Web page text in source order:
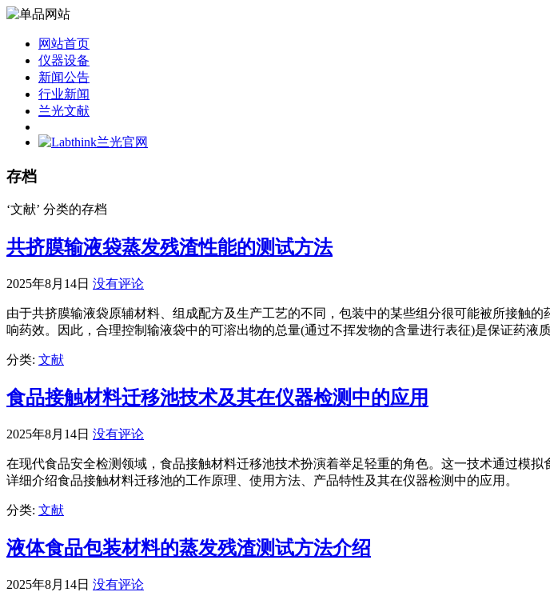
网站首页
仪器设备
新闻公告
行业新闻
兰光文献
存档
‘文献’ 分类的存档
共挤膜输液袋蒸发残渣性能的测试方法
2025年8月14日 没有评论
由于共挤膜输液袋原辅材料、组成配方及生产工艺的不同，包装中的某些组分很可能被所接触
响药效。因此，合理控制输液袋中的可溶出物的总量(通过不挥发物的含量进行表征)是保证药液
分类: 文献
食品接触材料迁移池技术及其在仪器检测中的应用
2025年8月14日 没有评论
在现代食品安全检测领域，食品接触材料迁移池技术扮演着举足轻重的角色。这一技术通过模
详细介绍食品接触材料迁移池的工作原理、使用方法、产品特性及其在仪器检测中的应用。
分类: 文献
液体食品包装材料的蒸发残渣测试方法介绍
2025年8月14日 没有评论